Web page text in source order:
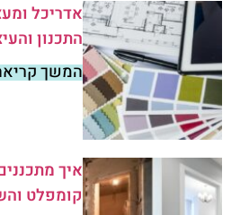
אדריכל
התכנון
המשך
איך
קומפלט